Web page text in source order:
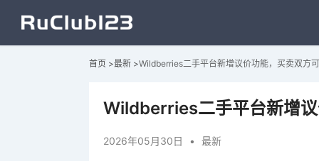
首页 >最新 >Wildberries二手平台新增议价功能，买卖双方
Wildberries二手平台新增
2026年05月30日 • 最新